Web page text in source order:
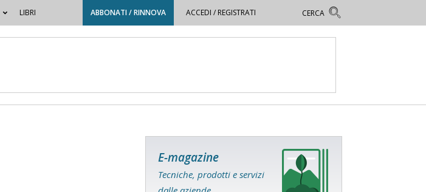
LIBRI ABBONATI / RINNOVA ACCEDI / REGISTRATI
E-magazine
Tecniche, prodotti e servizi